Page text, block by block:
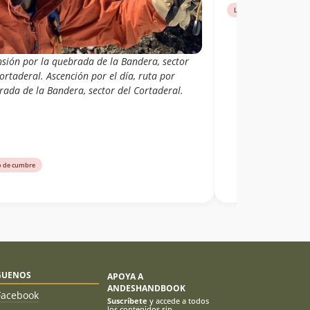
por la quebrada de la Bandera, sector
Ascención por el día, ruta por
de la Bandera, sector del Cortaderal.
de cumbre
paralela a la
Libro de cumbre
APOYA A
ANDESHANDBOOK
Suscríbete y accede a todos